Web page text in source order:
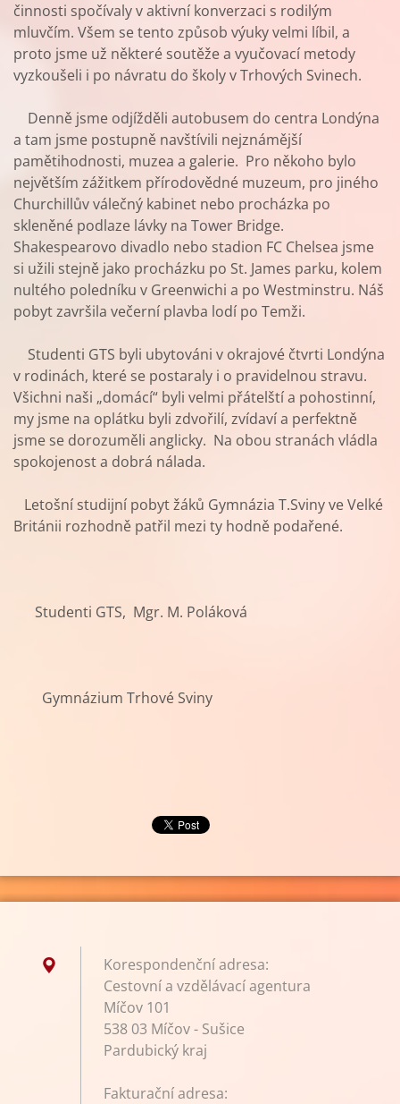
činnosti spočívaly v aktivní konverzaci s rodilým
mluvčím. Všem se tento způsob výuky velmi líbil, a
proto jsme už některé soutěže a vyučovací metody
vyzkoušeli i po návratu do školy v Trhových Svinech.
Denně jsme odjížděli autobusem do centra Londýna
a tam jsme postupně navštívili nejznámější
pamětihodnosti, muzea a galerie. Pro někoho bylo
největším zážitkem přírodovědné muzeum, pro jiného
Churchillův válečný kabinet nebo procházka po
skleněné podlaze lávky na Tower Bridge.
Shakespearovo divadlo nebo stadion FC Chelsea jsme
si užili stejně jako procházku po St. James parku, kolem
nultého poledníku v Greenwichi a po Westminstru. Náš
pobyt završila večerní plavba lodí po Temži.
Studenti GTS byli ubytováni v okrajové čtvrti Londýna
v rodinách, které se postaraly i o pravidelnou stravu.
Všichni naši „domácí“ byli velmi přátelští a pohostinní,
my jsme na oplátku byli zdvořilí, zvídaví a perfektně
jsme se dorozuměli anglicky. Na obou stranách vládla
spokojenost a dobrá nálada.
Letošní studijní pobyt žáků Gymnázia T.Sviny ve Velké
Británii rozhodně patřil mezi ty hodně podařené.
Studenti GTS, Mgr. M. Poláková
Gymnázium Trhové Sviny
Korespondenční adresa:
Cestovní a vzdělávací agentura
Míčov 101
538 03 Míčov - Sušice
Pardubický kraj
Fakturační adresa: